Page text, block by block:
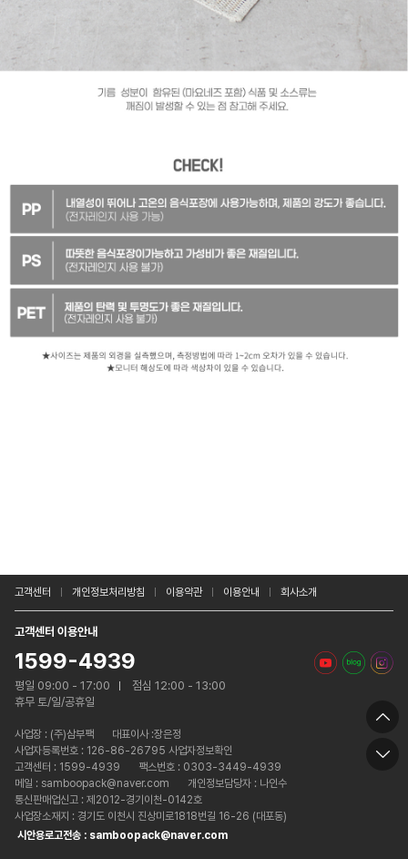
고객센터 개인정보처리방침 이용약관 이용안내 회사소개
고객센터 이용안내
1599-4939
평일 09:00 - 17:00
점심 12:00 - 13:00
휴무 토/일/공휴일
사업장 : (주)삼부팩
대표이사 :장은정
사업자등록번호 : 126-86-26795 사업자정보확인
고객센터 : 1599-4939
팩스번호 : 0303-3449-4939
메일 : samboopack@naver.com
개인정보담당자 : 나인수
통신판매업신고 : 제2012-경기이천-0142호
사업장소재지 : 경기도 이천시 진상미로1818번길 16-26 (대포동)
시안용로고전송 : samboopack@naver.com